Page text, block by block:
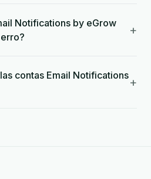
Notifications by eGrow
+
contas Email Notifications+